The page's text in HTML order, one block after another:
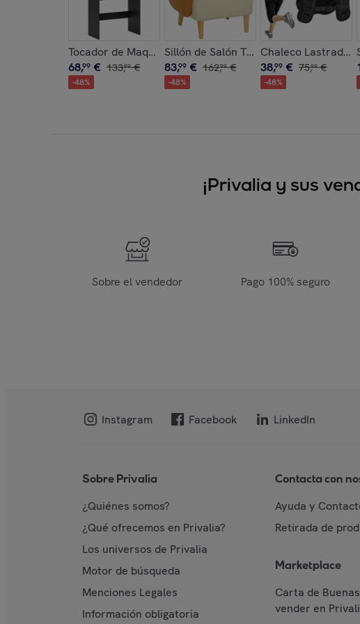
Tocador de Maquillaje con Espejo, Tocador con 2
68,99 € 133,99 €
-48%
Sillón de Salón Tapizado en
83,99 € 162,99 €
-48%
Chaleco Lastrado
38,99 € 75,99 €
-48%
¡Privalia y sus
Sobre el vendedor Pago 100% seguro
Instagram Facebook LinkedIn
Sobre Privalia
¿Quiénes somos?
¿Qué ofrecemos en Privalia?
Los universos de Privalia
Motor de búsqueda
Menciones Legales
Información obligatoria
Contacta con
Ayuda y
Retirada de
Marketplace
Carta de
vender en